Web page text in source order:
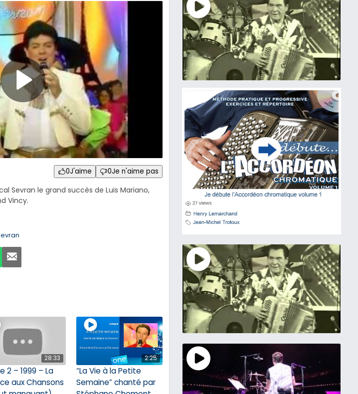
0J'aime 0Je n'aime pas
Sevran le grand succès de Luis Mariano,
Vincy.
28:33
2 – 1999 – La
aux Chansons
2:25
“La Vie à la Petite
Semaine” chanté par